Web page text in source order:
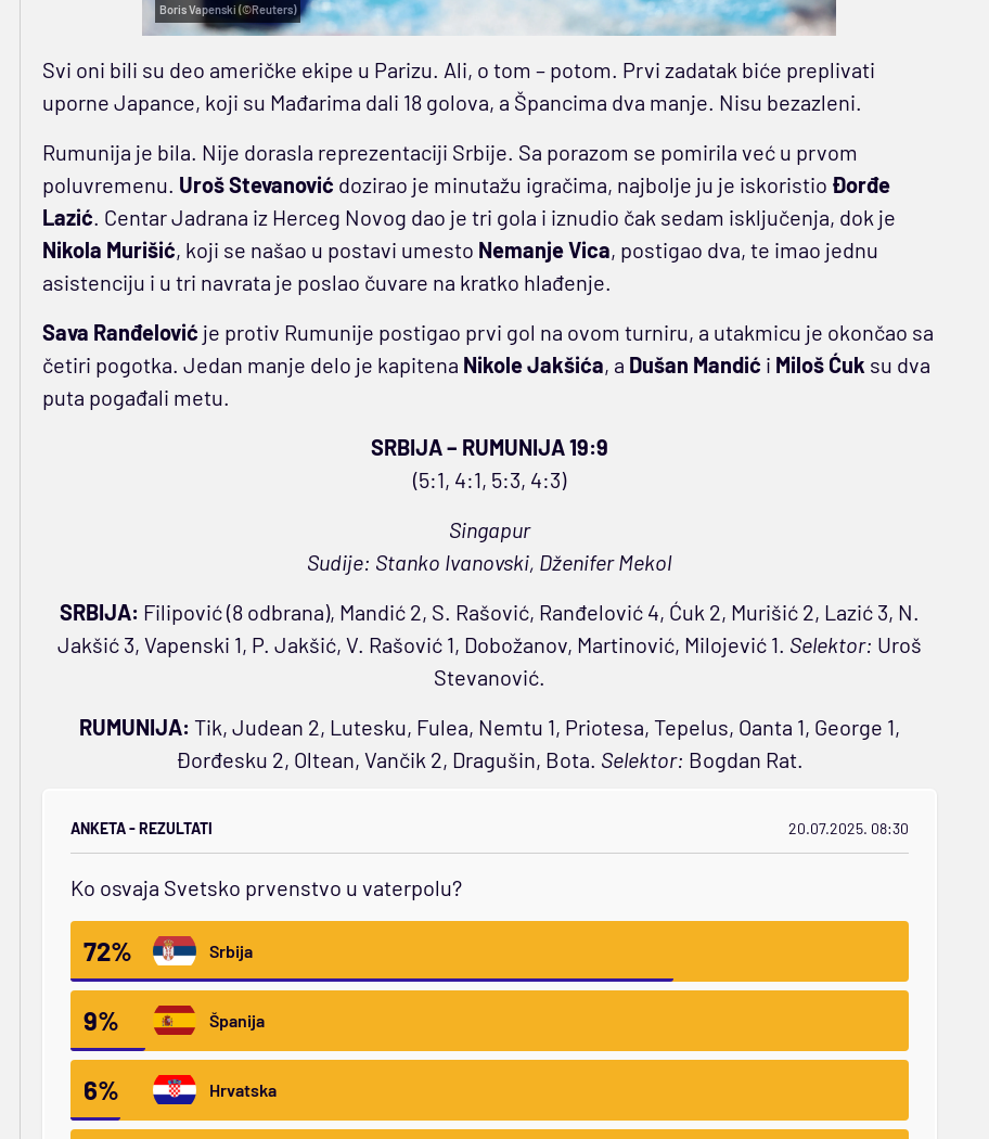
Boris Vapenski (©Reuters)
Svi oni bili su deo američke ekipe u Parizu. Ali, o tom – potom. Prvi zadatak biće preplivati
uporne Japance, koji su Mađarima dali 18 golova, a Špancima dva manje. Nisu bezazleni.
Rumunija je bila. Nije dorasla reprezentaciji Srbije. Sa porazom se pomirila već u prvom
poluvremenu. Uroš Stevanović dozirao je minutažu igračima, najbolje ju je iskoristio Đorđe
Lazić. Centar Jadrana iz Herceg Novog dao je tri gola i iznudio čak sedam isključenja, dok je
Nikola Murišić, koji se našao u postavi umesto Nemanje Vica, postigao dva, te imao jednu
asistenciju i u tri navrata je poslao čuvare na kratko hlađenje.
Sava Ranđelović je protiv Rumunije postigao prvi gol na ovom turniru, a utakmicu je okončao sa
četiri pogotka. Jedan manje delo je kapitena Nikole Jakšića, a Dušan Mandić i Miloš Ćuk su dva
puta pogađali metu.
SRBIJA – RUMUNIJA 19:9
(5:1, 4:1, 5:3, 4:3)
Singapur
Sudije: Stanko Ivanovski, Dženifer Mekol
SRBIJA: Filipović (8 odbrana), Mandić 2, S. Rašović, Ranđelović 4, Ćuk 2, Murišić 2, Lazić 3, N.
Jakšić 3, Vapenski 1, P. Jakšić, V. Rašović 1, Dobožanov, Martinović, Milojević 1. Selektor: Uroš
Stevanović.
RUMUNIJA: Tik, Judean 2, Lutesku, Fulea, Nemtu 1, Priotesa, Tepelus, Oanta 1, George 1,
Đorđesku 2, Oltean, Vančik 2, Dragušin, Bota. Selektor: Bogdan Rat.
ANKETA - REZULTATI 20.07.2025. 08:30
Ko osvaja Svetsko prvenstvo u vaterpolu?
72% Srbija
9% Španija
6% Hrvatska